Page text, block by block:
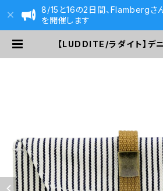
8/15と16の2日間、Flambergさ
を開催します
【LUDDITE/ラダイト】デ